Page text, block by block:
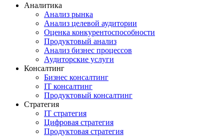
Аналитика
Анализ рынка
Анализ целевой аудитории
Оценка конкурентоспособности
Продуктовый анализ
Анализ бизнес процессов
Аудиторские услуги
Консалтинг
Бизнес консалтинг
IT консалтинг
Продуктовый консалтинг
Стратегия
IT стратегия
Цифровая стратегия
Продуктовая стратегия